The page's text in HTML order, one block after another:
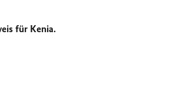
für Kenia.